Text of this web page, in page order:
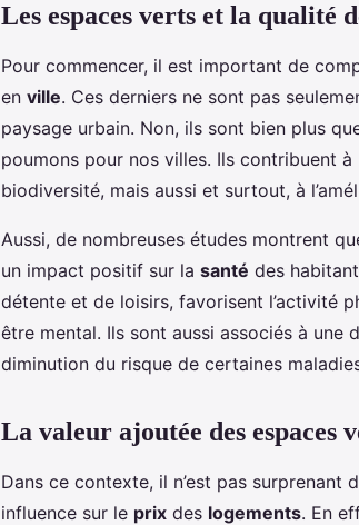
Les espaces verts et la qualité
Pour commencer, il est important de
en ville. Ces derniers ne sont pas
paysage urbain. Non, ils sont bien plus
poumons pour nos villes. Ils contribuent
biodiversité, mais aussi et surtout, à
Aussi, de nombreuses études montrent
un impact positif sur la santé des
détente et de loisirs, favorisent l’activité
être mental. Ils sont aussi associés à une
diminution du risque de certaines
La valeur ajoutée des espaces
Dans ce contexte, il n’est pas
influence sur le prix des logements. En